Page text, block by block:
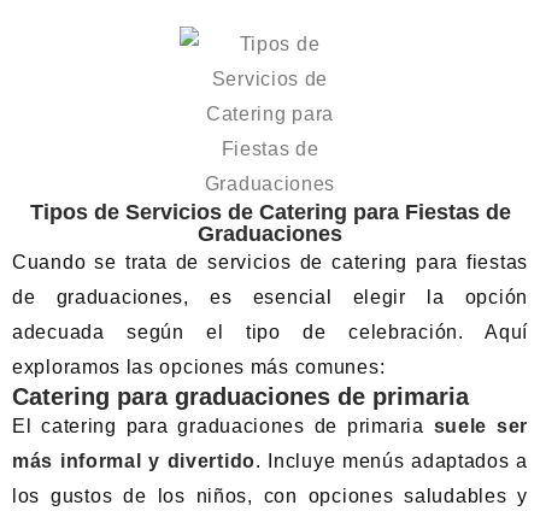
Tipos de Servicios de Catering para Fiestas de
Graduaciones
Cuando se trata de servicios de catering para fiestas
de graduaciones, es esencial elegir la opción
adecuada según el tipo de celebración. Aquí
exploramos las opciones más comunes:
Catering para graduaciones de primaria
El catering para graduaciones de primaria suele ser
más informal y divertido. Incluye menús adaptados a
los gustos de los niños, con opciones saludables y